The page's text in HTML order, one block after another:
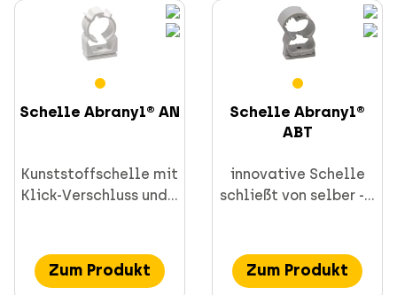
CELO Dübeltechnik und Anker
Schelle Abranyl® AN
Kunststoffschelle mit
Klick-Verschluss und...
Zum Produkt
Schelle Abranyl®
ABT
innovative Schelle
schließt von selber -...
Zum Produkt